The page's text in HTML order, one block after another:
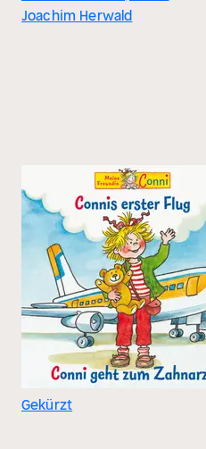
Joachim Herwald
Gekürzt